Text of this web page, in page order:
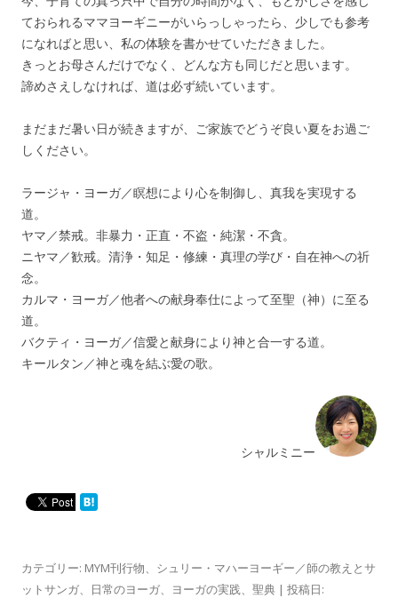
ておられるママヨーギニーがいらっしゃったら、少しでも参考
になればと思い、私の体験を書かせていただきました。
きっとお母さんだけでなく、どんな方も同じだと思います。
諦めさえしなければ、道は必ず続いています。
まだまだ暑い日が続きますが、ご家族でどうぞ良い夏をお過ご
しください。
ラージャ・ヨーガ／瞑想により心を制御し、真我を実現する
道。
ヤマ／禁戒。非暴力・正直・不盗・純潔・不貪。
ニヤマ／歓戒。清浄・知足・修練・真理の学び・自在神への祈
念。
カルマ・ヨーガ／他者への献身奉仕によって至聖（神）に至る
道。
バクティ・ヨーガ／信愛と献身により神と合一する道。
キールタン／神と魂を結ぶ愛の歌。
シャルミニー
カテゴリー: MYM刊行物、 シュリー・マハーヨーギー／師の教えとサ
ットサンガ、 日常のヨーガ、 ヨーガの実践、 聖典 | 投稿日: